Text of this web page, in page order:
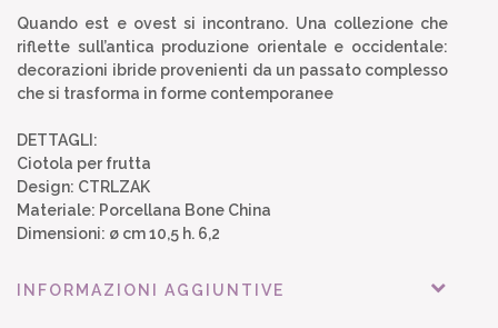
Quando est e ovest si incontrano. Una collezione che
riflette sull’antica produzione orientale e occidentale:
decorazioni ibride provenienti da un passato complesso
che si trasforma in forme contemporanee
DETTAGLI:
Ciotola per frutta
Design: CTRLZAK
Materiale: Porcellana Bone China
Dimensioni: ø cm 10,5 h. 6,2
INFORMAZIONI AGGIUNTIVE